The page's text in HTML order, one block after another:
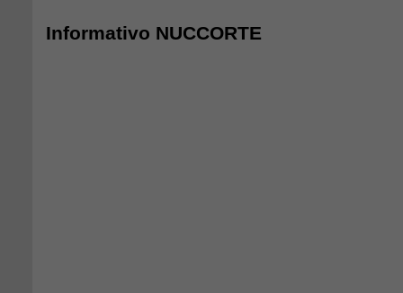
Informativo NUCCORTE